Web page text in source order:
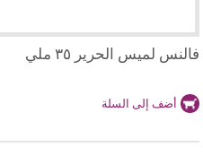
فالنس لميس الحرير ٣٥ ملي